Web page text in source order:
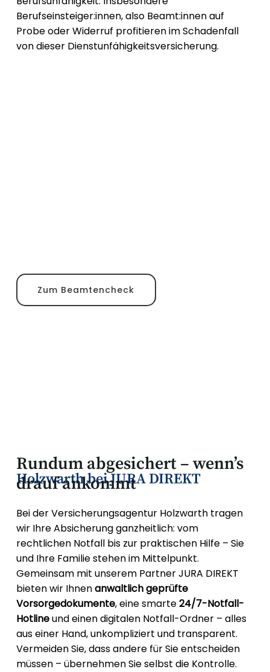
Berufseinsteiger:innen, also Beamt:innen auf
Probe oder Widerruf profitieren im Schadenfall
von dieser Dienstunfähigkeitsversicherung.
Zum Beamtencheck
Holzwarth bei JURA DIREKT
Rundum abgesichert – wenn’s
drauf ankommt
Bei der Versicherungsagentur Holzwarth tragen
wir Ihre Absicherung ganzheitlich: vom
rechtlichen Notfall bis zur praktischen Hilfe – Sie
und Ihre Familie stehen im Mittelpunkt.
Gemeinsam mit unserem Partner JURA DIREKT
bieten wir Ihnenanwaltlich geprüfte
Vorsorgedokumente, eine smarte24/7-Notfall-
Hotlineund einen digitalen Notfall-Ordner – alles
aus einer Hand, unkompliziert und transparent.
Vermeiden Sie, dass andere für Sie entscheiden
müssen – übernehmen Sie selbst die Kontrolle.